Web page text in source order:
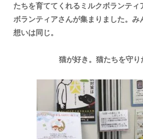
たちを育ててくれるミルクボランティ
ボランティアさんが集まりました。 み
想いは同じ。
猫が好き。猫たちを守り